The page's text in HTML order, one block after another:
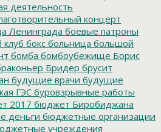
деятельность
концерт
Ленинграда боевые патроны
клуб бокс больница большой
бомба бомбоубежище Борис
Бридер брусит
будущие врачи будущие
ГЭСбуровзрывные работы
2017 бюджет Биробиджана
деньги бюджетные организации
учреждения